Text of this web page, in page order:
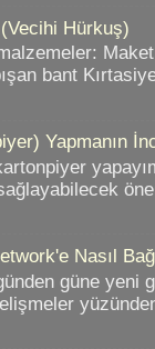
Hürkuş)
Maket
bant
Yapmanın
Nasıl
güne yeni